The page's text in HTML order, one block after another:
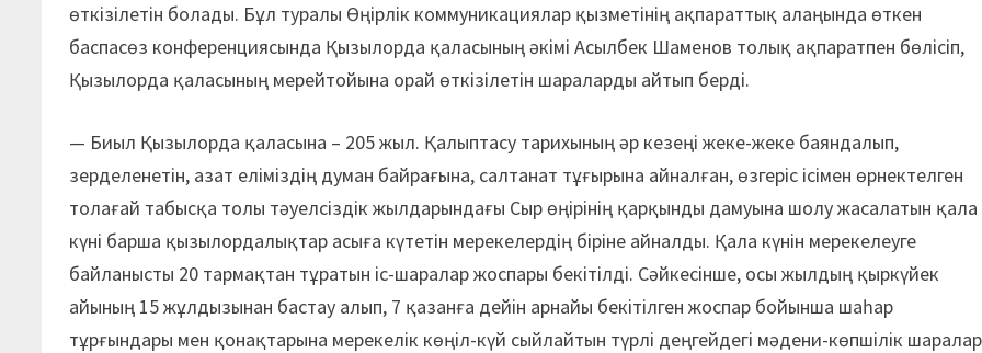
өткізілетін болады. Бұл туралы Өңірлік коммуникациялар қызметінің ақпараттық алаңында өткен
баспасөз конференциясында Қызылорда қаласының әкімі Асылбек Шаменов толық ақпаратпен бөлісіп,
Қызылорда қаласының мерейтойына орай өткізілетін шараларды айтып берді.
— Биыл Қызылорда қаласына – 205 жыл. Қалыптасу тарихының әр кезеңі жеке-жеке баяндалып,
зерделенетін, азат еліміздің думан байрағына, салтанат тұғырына айналған, өзгеріс ісімен өрнектелген
толағай табысқа толы тәуелсіздік жылдарындағы Сыр өңірінің қарқынды дамуына шолу жасалатын қала
күні барша қызылордалықтар асыға күтетін мерекелердің біріне айналды. Қала күнін мерекелеуге
байланысты 20 тармақтан тұратын іс-шаралар жоспары бекітілді. Сәйкесінше, осы жылдың қыркүйек
айының 15 жұлдызынан бастау алып, 7 қазанға дейін арнайы бекітілген жоспар бойынша шаһар
тұрғындары мен қонақтарына мерекелік көңіл-күй сыйлайтын түрлі деңгейдегі мәдени-көпшілік шаралар